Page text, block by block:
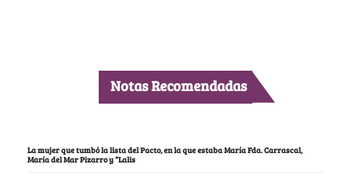
Notas Recomendadas
La mujer que tumbó la lista del Pacto, en la que estaba María Fda. Carrascal,
María del Mar Pizarro y “Lalis